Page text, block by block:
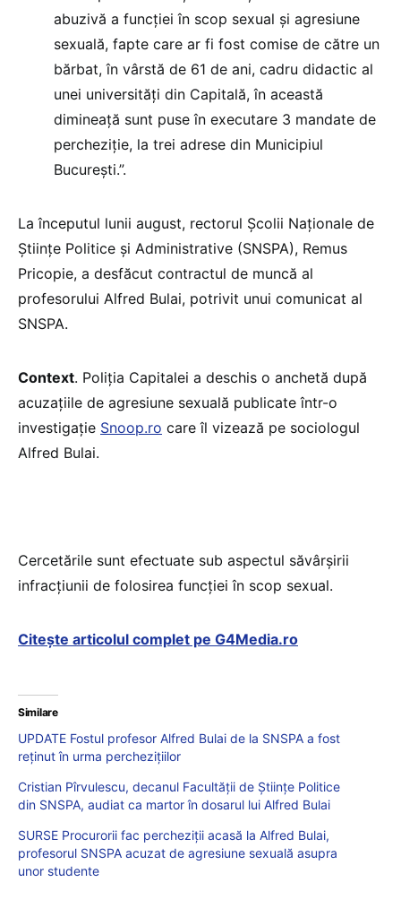
abuzivă a funcției în scop sexual și agresiune
sexuală, fapte care ar fi fost comise de către un
bărbat, în vârstă de 61 de ani, cadru didactic al
unei universități din Capitală, în această
dimineață sunt puse în executare 3 mandate de
percheziție, la trei adrese din Municipiul
București.”.
La începutul lunii august, rectorul Școlii Naționale de
Științe Politice și Administrative (SNSPA), Remus
Pricopie, a desfăcut contractul de muncă al
profesorului Alfred Bulai, potrivit unui comunicat al
SNSPA.
Context. Poliția Capitalei a deschis o anchetă după
acuzațiile de agresiune sexuală publicate într-o
investigație Snoop.ro care îl vizează pe sociologul
Alfred Bulai.
Cercetările sunt efectuate sub aspectul săvârșirii
infracțiunii de folosirea funcției în scop sexual.
Citește articolul complet pe G4Media.ro
Similare
UPDATE Fostul profesor Alfred Bulai de la SNSPA a fost
reținut în urma perchezițiilor
Cristian Pîrvulescu, decanul Facultății de Ştiinţe Politice
din SNSPA, audiat ca martor în dosarul lui Alfred Bulai
SURSE Procurorii fac percheziții acasă la Alfred Bulai,
profesorul SNSPA acuzat de agresiune sexuală asupra
unor studente